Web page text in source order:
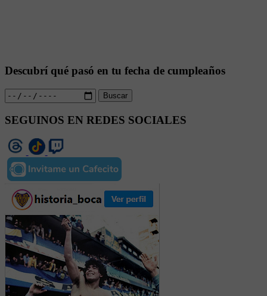
Descubrí qué pasó en tu fecha de cumpleaños
Buscar
SEGUINOS EN REDES SOCIALES